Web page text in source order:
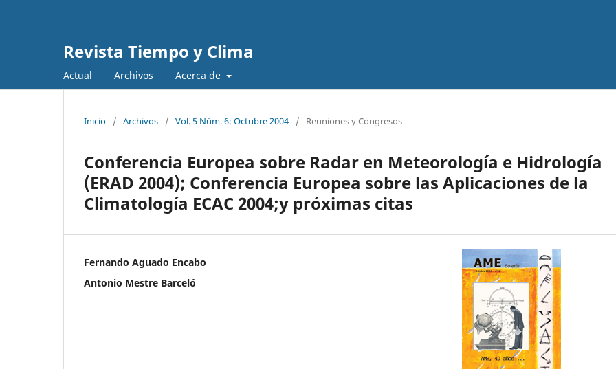
Revista Tiempo y Clima
Actual Archivos Acerca de
Inicio / Archivos / Vol. 5 Núm. 6: Octubre 2004 / Reuniones y Congresos
Conferencia Europea sobre Radar en Meteorología e Hidrología
(ERAD 2004); Conferencia Europea sobre las Aplicaciones de la
Climatología ECAC 2004;y próximas citas
Fernando Aguado Encabo
Antonio Mestre Barceló